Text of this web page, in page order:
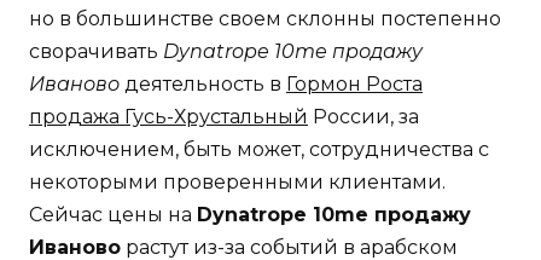
но в большинстве своем склонны постепенно
сворачивать Dynatrope 10me продажу
Иваново деятельность в Гормон Роста
продажа Гусь-Хрустальный России, за
исключением, быть может, сотрудничества с
некоторыми проверенными клиентами.
Сейчас цены на Dynatrope 10me продажу
Иваново растут из-за событий в арабском